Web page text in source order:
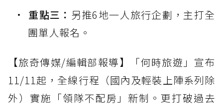
重點三： 另推6地一人旅行企劃，主打全
團單人報名。
【旅奇傳媒/編輯部報導】「何時旅遊」宣布
11/11起，全線行程（國內及輕裝上陣系列除
外）實施「領隊不配房」新制。更打破過去